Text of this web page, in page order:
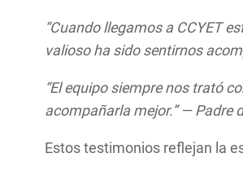
“Cuando llegamos a CCYET
valioso ha sido sentirnos
“El equipo siempre nos trató
acompañarla mejor.” — Padre
Estos testimonios reflejan la